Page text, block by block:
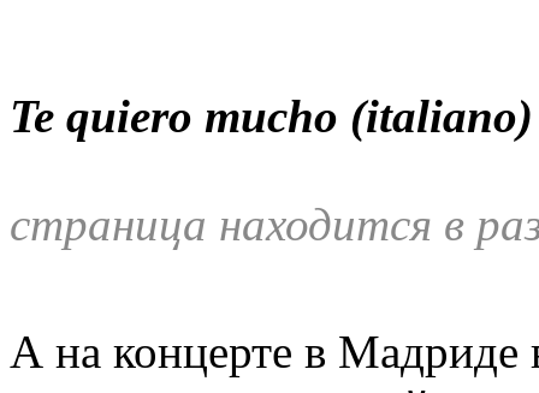
Te quiero mucho (italiano)
страница находится в
А на концерте в Мадриде